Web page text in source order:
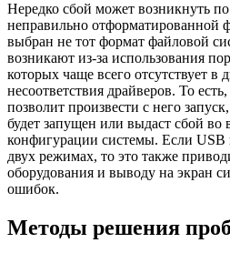
Нередко сбой может возникнуть
неправильно отформатированной
выбран не тот формат файловой
возникают из-за использования
которых чаще всего отсутствует в
несоответствия драйверов. То
позволит произвести с него
будет запущен или выдаст сбой во
конфигурации системы. Если USB
двух режимах, то это также
оборудования и выводу на экран
ошибок.
Методы решения